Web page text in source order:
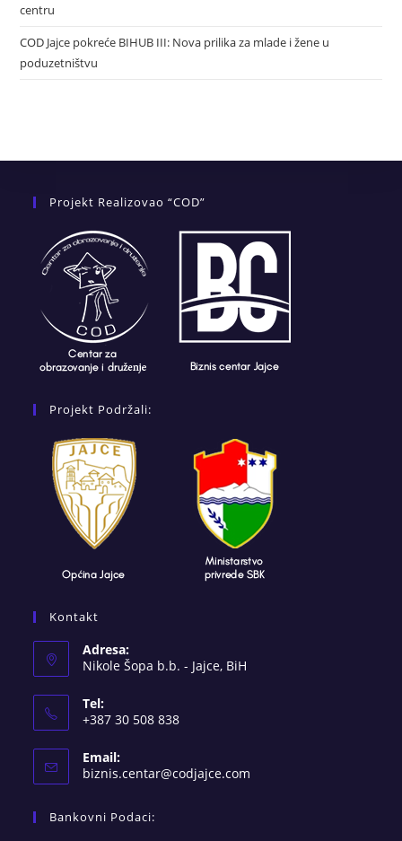
centru
COD Jajce pokreće BIHUB III: Nova prilika za mlade i žene u
poduzetništvu
Projekt Realizovao “COD”
Projekt Podržali:
Kontakt
Adresa:
Nikole Šopa b.b. - Jajce, BiH
Tel:
+387 30 508 838
Email:
biznis.centar@codjajce.com
Bankovni Podaci: